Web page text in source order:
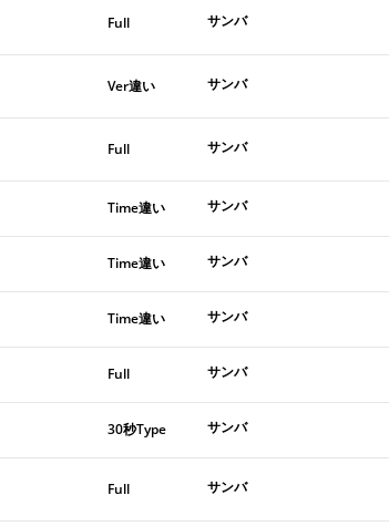
Full サンバ
Ver違い サンバ
Full サンバ
Time違い サンバ
Time違い サンバ
Time違い サンバ
Full サンバ
30秒Type サンバ
Full サンバ